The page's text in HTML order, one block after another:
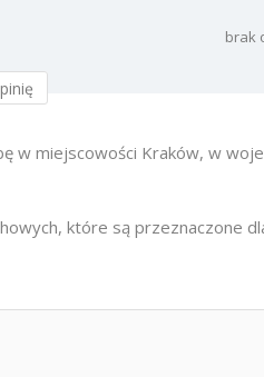
brak
w miejscowości Kraków, w
które są przeznaczone